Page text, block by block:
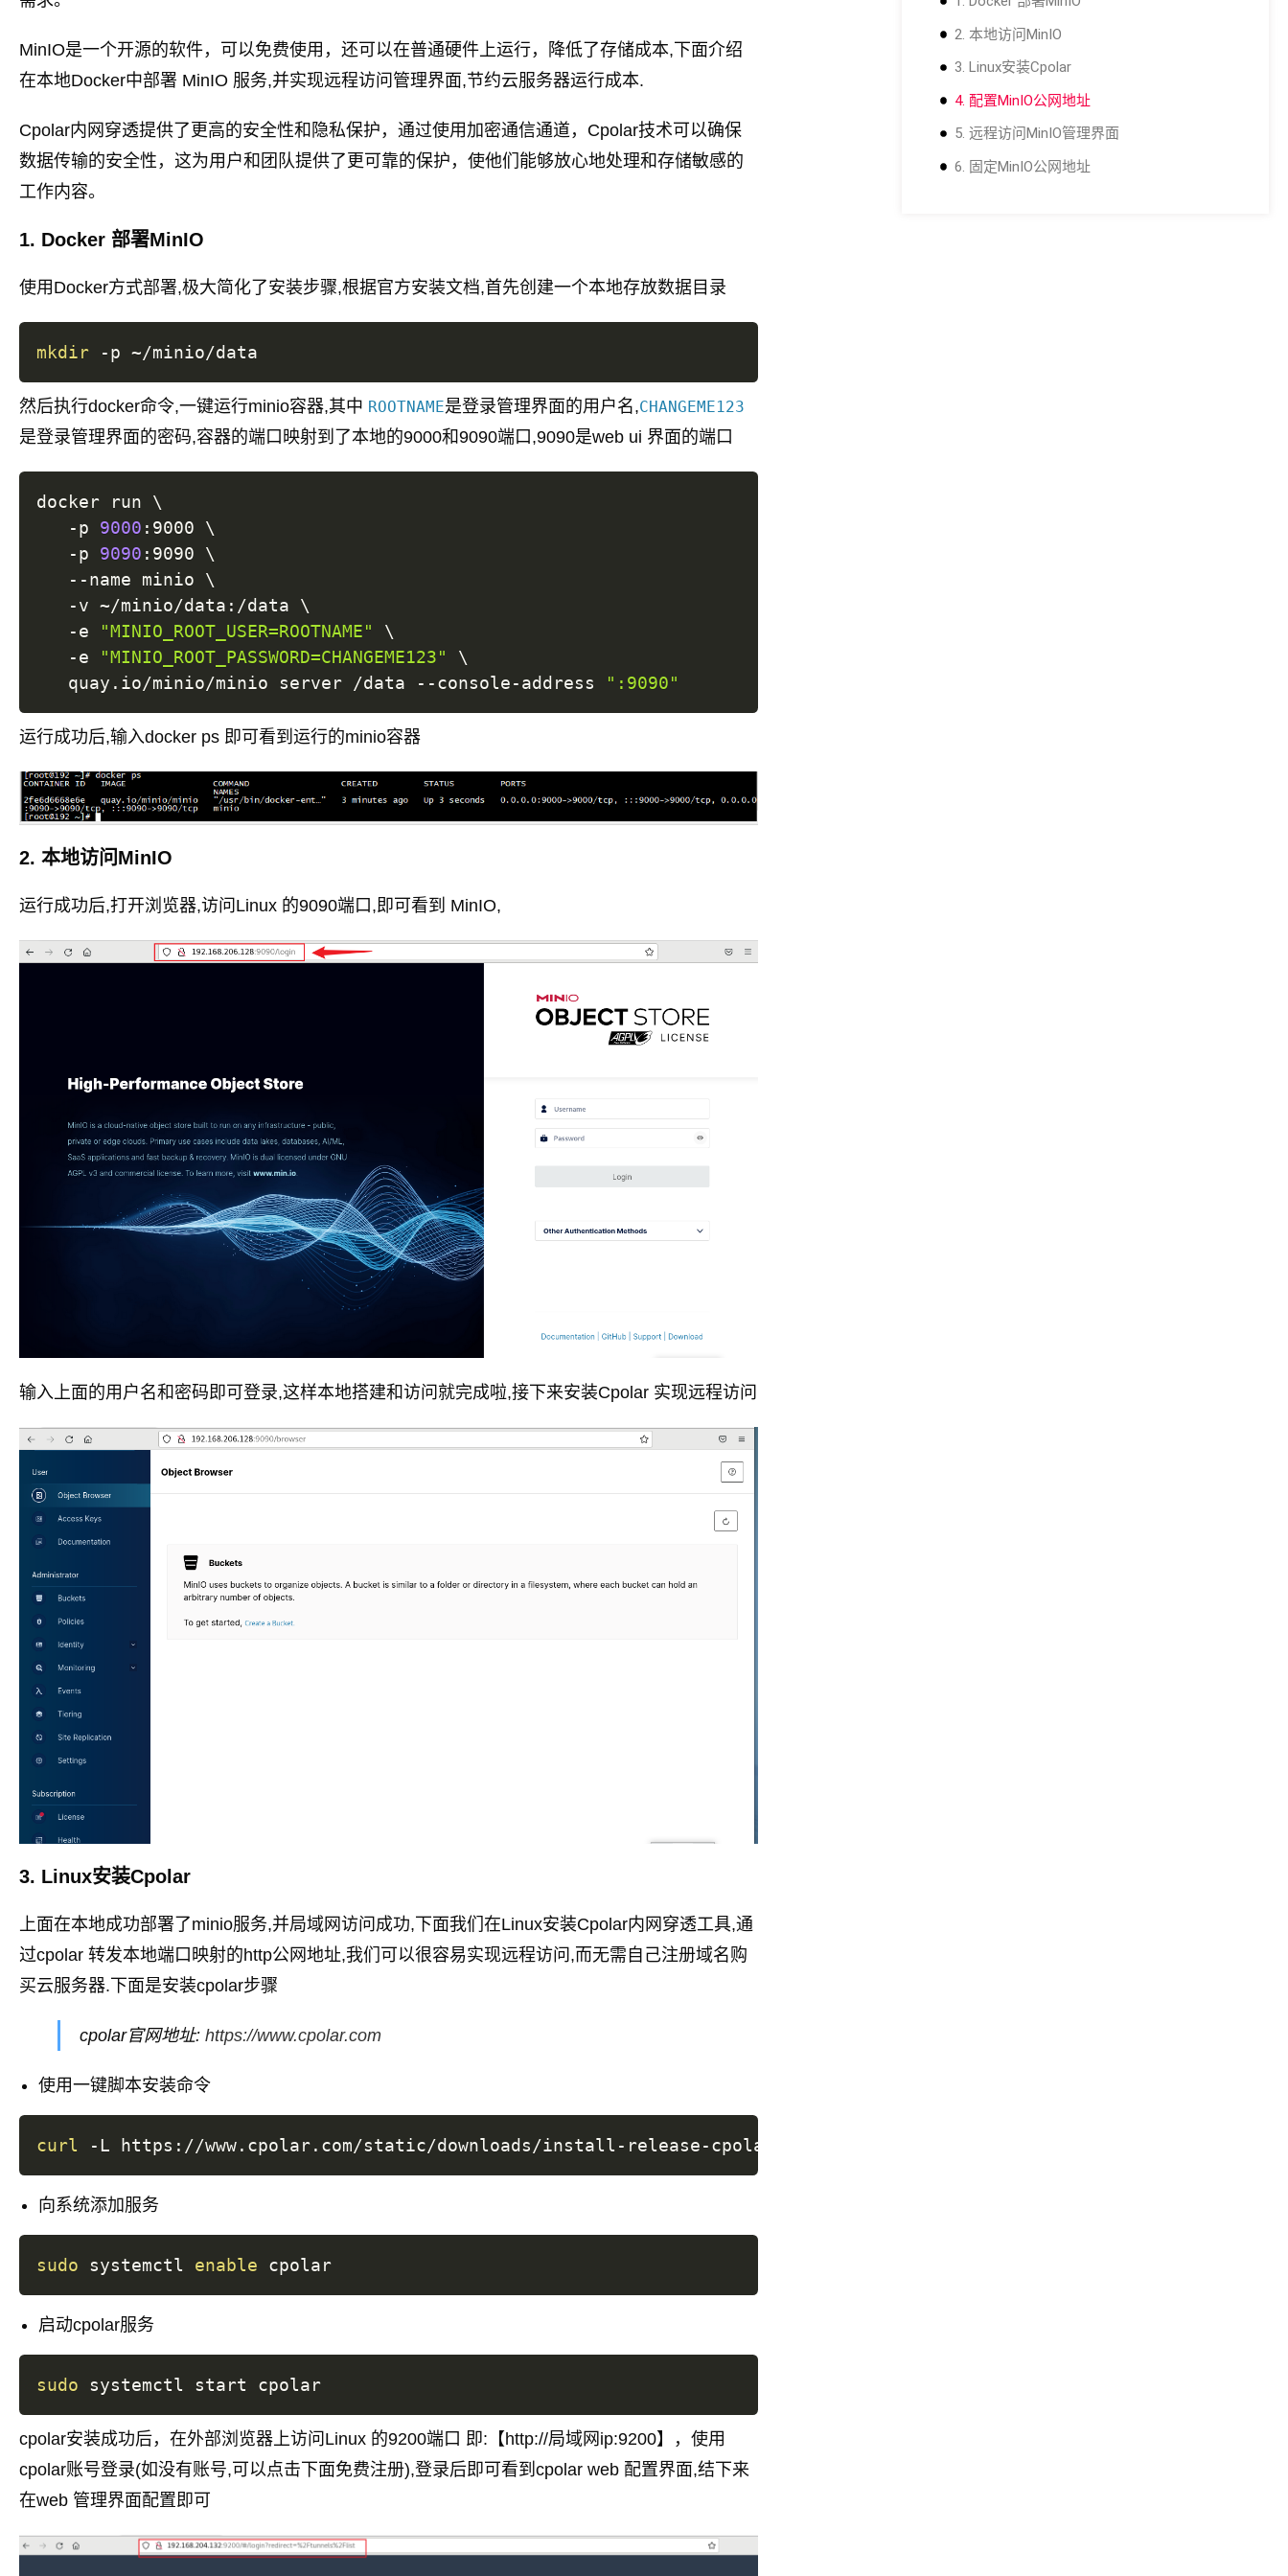
MinIO是一个开源的软件，可以免费使用，还可以在普通硬件上运行，降低了存储成本,下面介绍
在本地Docker中部署 MinIO 服务,并实现远程访问管理界面,节约云服务器运行成本.
Cpolar内网穿透提供了更高的安全性和隐私保护，通过使用加密通信通道，Cpolar技术可以确保
数据传输的安全性，这为用户和团队提供了更可靠的保护，使他们能够放心地处理和存储敏感的
工作内容。
1. Docker 部署MinIO
使用Docker方式部署,极大简化了安装步骤,根据官方安装文档,首先创建一个本地存放数据目录
mkdir
然后执行docker命令,一键运行minio容器,其中 ROOTNAME是登录管理界面的用户名,CHANGEME123
是登录管理界面的密码,容器的端口映射到了本地的9000和9090端口,9090是web ui 界面的端口
docker run \
   -p
9000 :9000 \
   -p
9090 :9090 \
   --name minio
\
   -v ~/minio/data:/data
\
   -e
"MINIO_ROOT_USER=ROOTNAME"
\
   -e
"MINIO_ROOT_PASSWORD=CHANGEME123"
\
   quay.io/minio/minio server /data --console-address
":9090"
运行成功后,输入docker ps 即可看到运行的minio容器
2. 本地访问MinIO
运行成功后,打开浏览器,访问Linux 的9090端口,即可看到 MinIO,
输入上面的用户名和密码即可登录,这样本地搭建和访问就完成啦,接下来安装Cpolar 实现远程访问
3. Linux安装Cpolar
上面在本地成功部署了minio服务,并局域网访问成功,下面我们在Linux安装Cpolar内网穿透工具,通
过cpolar 转发本地端口映射的http公网地址,我们可以很容易实现远程访问,而无需自己注册域名购
买云服务器.下面是安装cpolar步骤
cpolar官网地址: https://www.cpolar.com
使用一键脚本安装命令
curl -L https://www.cpolar.com/static/downloads/install-release-cpolar.sh
向系统添加服务
sudo systemctl enable
启动cpolar服务
sudo
cpolar安装成功后，在外部浏览器上访问Linux 的9200端口 即:【http://局域网ip:9200】，使用
cpolar账号登录(如没有账号,可以点击下面免费注册),登录后即可看到cpolar web 配置界面,结下来
在web 管理界面配置即可
2. 本地访问MinIO
3. Linux安装Cpolar
4. 配置MinIO公网地址
5. 远程访问MinIO管理界面
6. 固定MinIO公网地址